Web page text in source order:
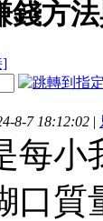
錢方
]
8-7 18:12:02 |
每小
口質